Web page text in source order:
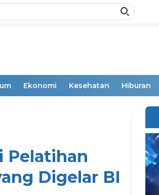
Ekonomi Kesehatan Hiburan
Pelatihan
Digelar BI